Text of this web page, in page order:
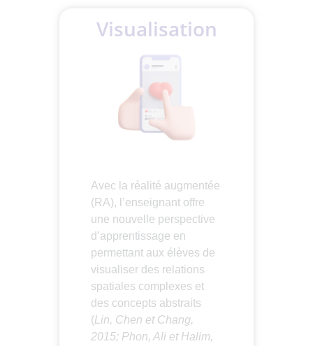
Visualisation
Avec la réalité augmentée
(RA), l’enseignant offre
une nouvelle perspective
d’apprentissage en
permettant aux élèves de
visualiser des relations
spatiales complexes et
des concepts abstraits
(Lin, Chen et Chang,
2015; Phon, Ali et Halim,